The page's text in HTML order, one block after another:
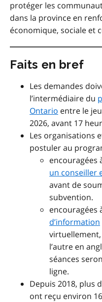
protéger les
dans la province en
économique, sociale et
Faits en bref
Les demandes
l’intermédiaire du
Ontario entre le
2026, avant 17
Les organisations
postuler au
encouragées
un conseiller
avant de
subvention.
encouragées
d’information
virtuellement
l’autre en
séances
ligne.
Depuis 2018, plus
ont reçu environ